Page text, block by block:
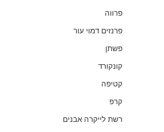
פרווה
פרנזים דמוי עור
פשתן
קונקורד
קטיפה
קרפ
רשת לייקרה אבנים